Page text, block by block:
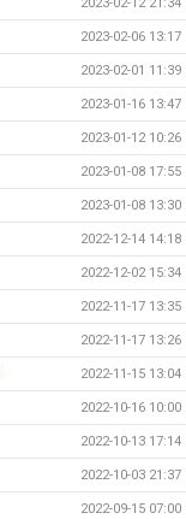
2023-02-12 21:34
2023-02-06 13:17
2023-02-01 11:39
2023-01-16 13:47
2023-01-12 10:26
2023-01-08 17:55
2023-01-08 13:30
2022-12-14 14:18
2022-12-02 15:34
2022-11-17 13:35
2022-11-17 13:26
2022-11-15 13:04
2022-10-16 10:00
2022-10-13 17:14
2022-10-03 21:37
2022-09-15 07:00